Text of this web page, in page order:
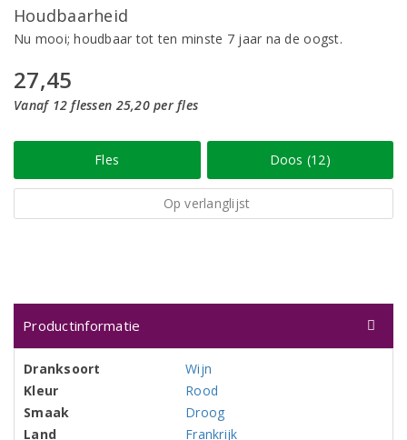
Houdbaarheid
Nu mooi; houdbaar tot ten minste 7 jaar na de oogst.
27,45
Vanaf 12 flessen 25,20 per fles
Fles Doos (12)
Op verlanglijst
Productinformatie
Dranksoort
Wijn
Kleur
Rood
Smaak
Droog
Land
Frankrijk